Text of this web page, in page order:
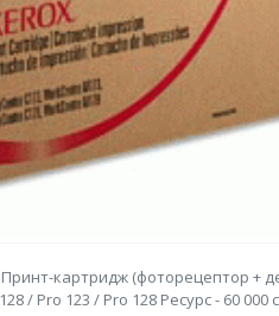
Принт-картридж (фоторецептор +
/ Pro 123 / Pro 128 Ресурс - 60 000